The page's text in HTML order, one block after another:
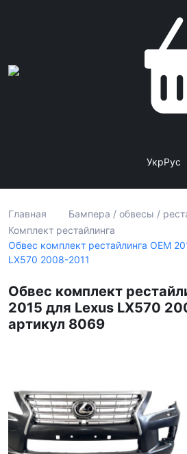
УкрРус
Главная
Бампера / обвесы /
Комплект рестайлинга
Обвес комплект рестайлинга OEM
LX570 2008-2011
Обвес комплект
2015 для Lexus LX570
артикул 8069